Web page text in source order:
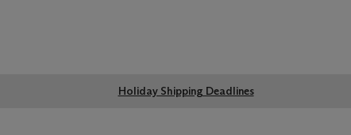
Global
Holiday Shipping Deadlines